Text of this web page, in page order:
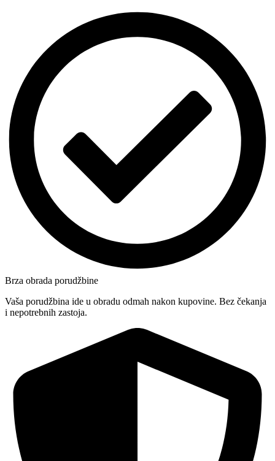
Brza obrada porudžbine
Vaša porudžbina ide u obradu odmah nakon kupovine. Bez čekanja
i nepotrebnih zastoja.